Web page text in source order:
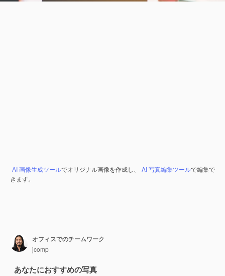
AI 画像生成ツールでオリジナル画像を作成し、 AI 写真編集ツールで編集で
きます。
オフィスでのチームワーク
jcomp
あなたにおすすめの写真